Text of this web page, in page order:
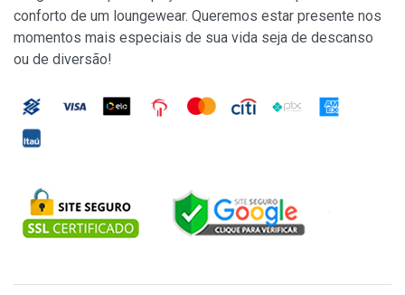
conforto de um loungewear. Queremos estar presente nos
momentos mais especiais de sua vida seja de descanso
ou de diversão!